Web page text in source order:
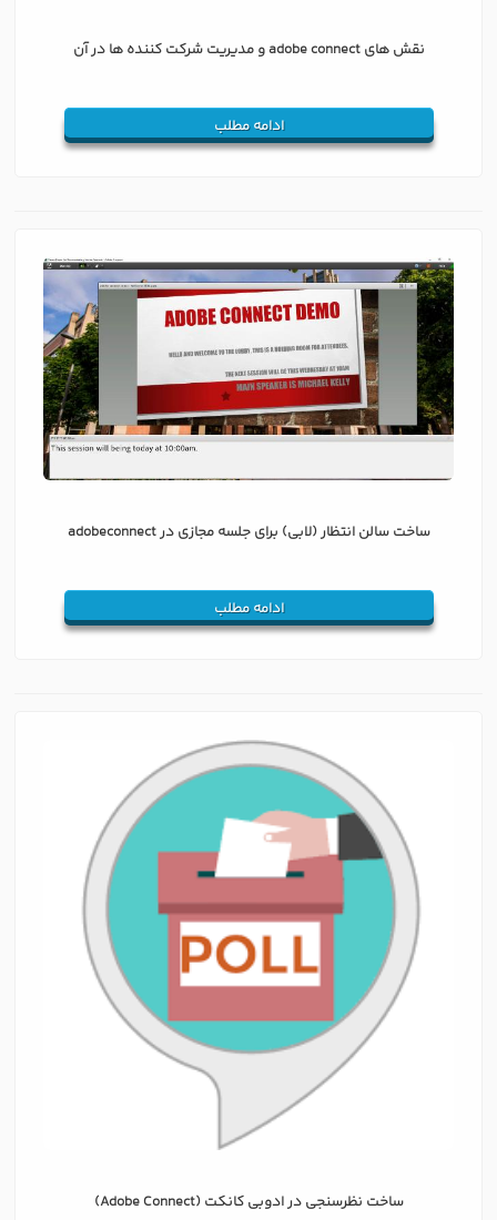
نقش های adobe connect و مدیریت شرکت كننده ها در آن
ادامه مطلب
ساخت سالن انتظار (لابی) برای جلسه مجازی در adobeconnect
ادامه مطلب
ساخت نظرسنجی در ادوبی کانکت (Adobe Connect)